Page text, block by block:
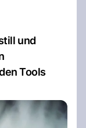
und
Tools